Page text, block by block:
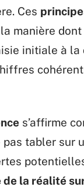
Ces
manière
initiale à la
s’affirme
pas tabler sur
la réalité